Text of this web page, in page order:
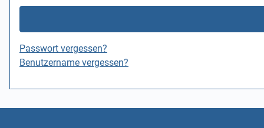
Passwort vergessen?
Benutzername vergessen?